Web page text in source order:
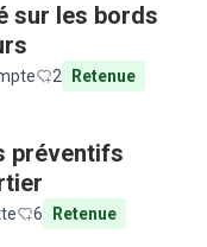
sur les bords
2 Retenue
préventifs
6 Retenue